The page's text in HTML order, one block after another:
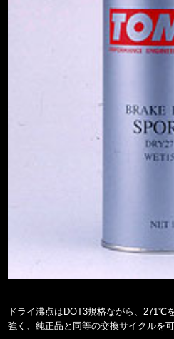
ドライ沸点はDOT3規格ながら、271℃
強く、純正品と同等の交換サイクルを